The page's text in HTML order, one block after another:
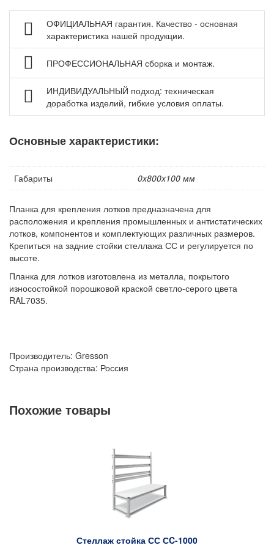
Шкафы металлические
Сейфы
Рабочие стулья
Тележки ручные для перевозки грузов
Колеса и колесные опоры
Аксессуары для сварки
Грузоподъемное оборудование
Нестандартные изделия
Платформы подкатные SF
ОФИЦИАЛЬНАЯ гарантия. Качество - основная
характеристика нашей продукции.
ПРОФЕССИОНАЛЬНАЯ сборка и монтаж.
ИНДИВИДУАЛЬНЫЙ подход: техническая
доработка изделий, гибкие условия оплаты.
Основные характеристики:
Габариты 0x800x100 мм
Планка для крепления лотков предназначена для
расположения и крепления промышленных и антистатических
лотков, компонентов и комплектующих различных размеров.
Крепиться на задние стойки стеллажа СС и регулируется по
высоте.
Планка для лотков изготовлена из металла, покрытого
износостойкой порошковой краской светло-серого цвета
RAL7035.
Производитель: Gresson
Страна производства: Россия
Похожие товары
Стеллаж стойка СС СC-1000